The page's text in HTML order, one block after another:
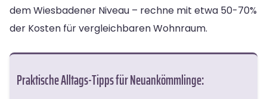
dem Wiesbadener Niveau – rechne mit etwa 50-70%
der Kosten für vergleichbaren Wohnraum.
Praktische Alltags-Tipps für Neuankömmlinge: